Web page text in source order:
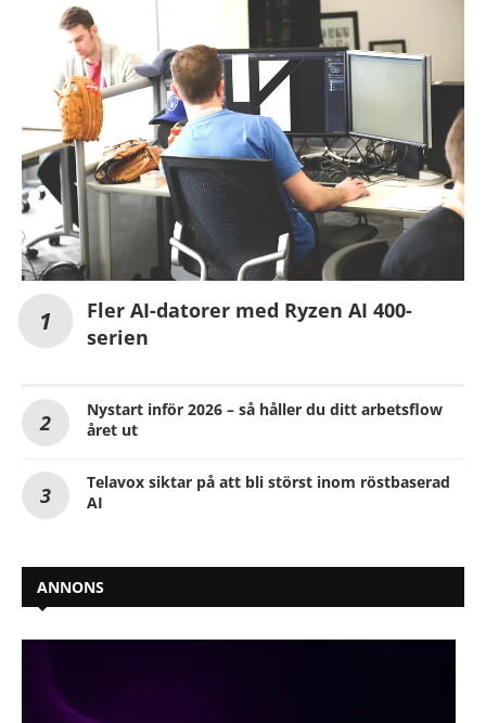
Fler AI-datorer med Ryzen AI 400-
serien
Nystart inför 2026 – så håller du ditt arbetsflow
året ut
Telavox siktar på att bli störst inom röstbaserad
AI
ANNONS